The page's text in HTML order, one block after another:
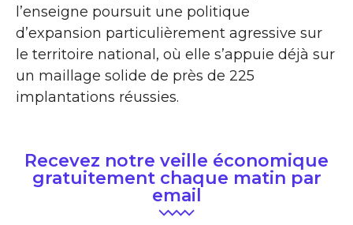
l’enseigne poursuit une politique
d’expansion particulièrement agressive sur
le territoire national, où elle s’appuie déjà sur
un maillage solide de près de 225
implantations réussies.
Recevez notre veille économique
gratuitement chaque matin par
email